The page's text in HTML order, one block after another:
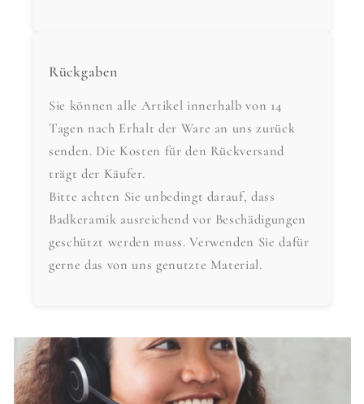
Rückgaben
Sie können alle Artikel innerhalb von 14
Tagen nach Erhalt der Ware an uns zurück
senden. Die Kosten für den Rückversand
trägt der Käufer.
Bitte achten Sie unbedingt darauf, dass
Badkeramik ausreichend vor Beschädigungen
geschützt werden muss. Verwenden Sie dafür
gerne das von uns genutzte Material.